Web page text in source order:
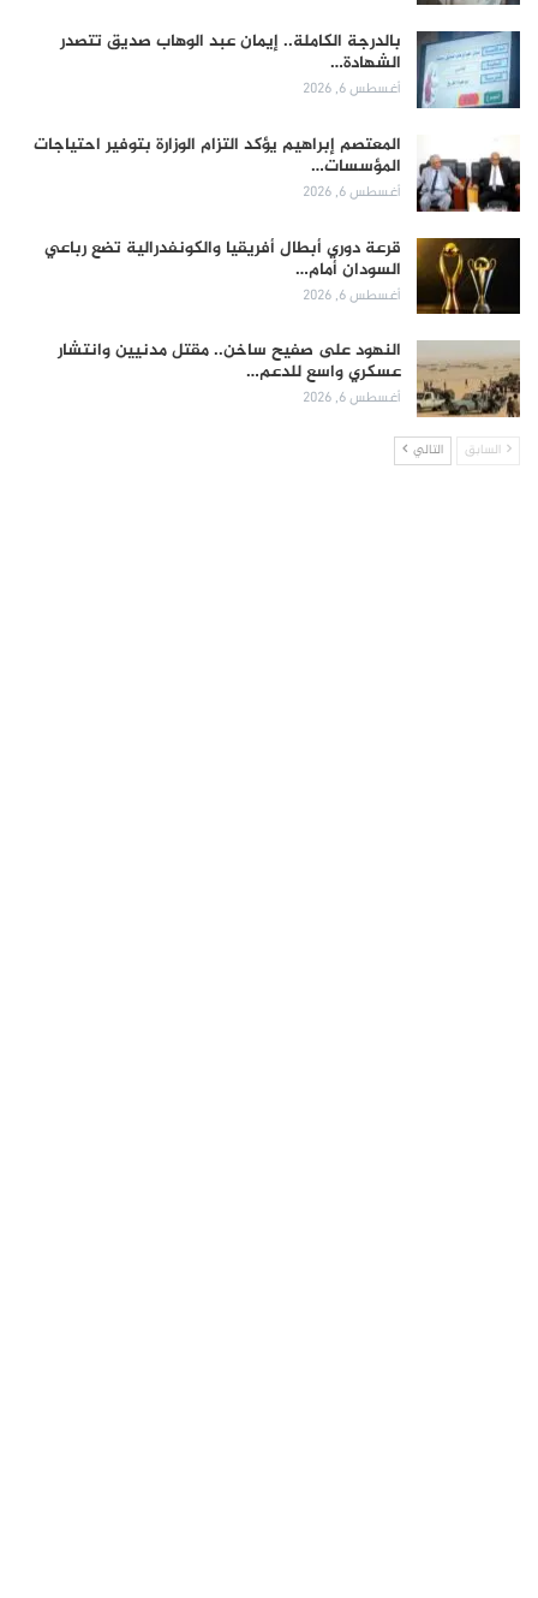
بالدرجة الكاملة.. إيمان عبد الوهاب صديق تتصدر
الشهادة…
أغسطس 6, 2026
المعتصم إبراهيم يؤكد التزام الوزارة بتوفير احتياجات
المؤسسات…
أغسطس 6, 2026
قرعة دوري أبطال أفريقيا والكونفدرالية تضع رباعي
السودان أمام…
أغسطس 6, 2026
النهود على صفيح ساخن.. مقتل مدنيين وانتشار
عسكري واسع للدعم…
أغسطس 6, 2026
السابق التالي